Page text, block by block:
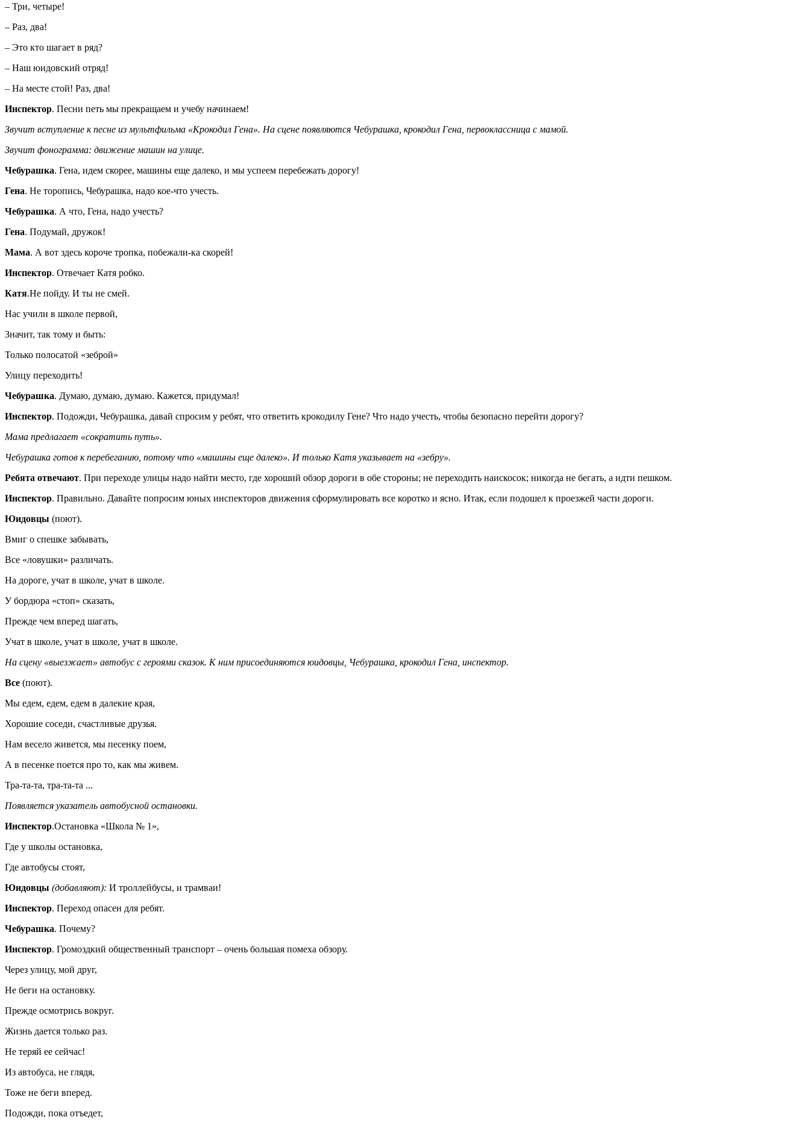
– Три, четыре!
– Раз, два!
– Это кто шагает в ряд?
– Наш юидовский отряд!
– На месте стой! Раз, два!
Инспектор. Песни петь мы прекращаем и учебу начинаем!
Звучит вступление к песне из мультфильма «Крокодил Гена». На сцене появляются Чебурашка, крокодил Гена, первоклассница с мамой.
Звучит фонограмма: движение машин на улице.
Чебурашка. Гена, идем скорее, машины еще далеко, и мы успеем перебежать дорогу!
Гена. Не торопись, Чебурашка, надо кое-что учесть.
Чебурашка. А что, Гена, надо учесть?
Гена. Подумай, дружок!
Мама. А вот здесь короче тропка, побежали-ка скорей!
Инспектор. Отвечает Катя робко.
Катя.Не пойду. И ты не смей.
Нас учили в школе первой,
Значит, так тому и быть:
Только полосатой «зеброй»
Улицу переходить!
Чебурашка. Думаю, думаю, думаю. Кажется, придумал!
Инспектор. Подожди, Чебурашка, давай спросим у ребят, что ответить крокодилу Гене? Что надо учесть, чтобы безопасно перейти дорогу?
Мама предлагает «сократить путь».
Чебурашка готов к перебеганию, потому что «машины еще далеко». И только Катя указывает на «зебру».
Ребята отвечают. При переходе улицы надо найти место, где хороший обзор дороги в обе стороны; не переходить наискосок; никогда не бегать, а идти пешком.
Инспектор. Правильно. Давайте попросим юных инспекторов движения сформулировать все коротко и ясно. Итак, если подошел к проезжей части дороги.
Юидовцы (поют).
Вмиг о спешке забывать,
Все «ловушки» различать.
На дороге, учат в школе, учат в школе.
У бордюра «стоп» сказать,
Прежде чем вперед шагать,
Учат в школе, учат в школе, учат в школе.
На сцену «выезжает» автобус с героями сказок. К ним присоединяются юидовцы, Чебурашка, крокодил Гена, инспектор.
Все (поют).
Мы едем, едем, едем в далекие края,
Хорошие соседи, счастливые друзья.
Нам весело живется, мы песенку поем,
А в песенке поется про то, как мы живем.
Тра-та-та, тра-та-та ...
Появляется указатель автобусной остановки.
Инспектор.Остановка «Школа № 1»,
Где у школы остановка,
Где автобусы стоят,
Юидовцы (добавляют): И троллейбусы, и трамваи!
Инспектор. Переход опасен для ребят.
Чебурашка. Почему?
Инспектор. Громоздкий общественный транспорт – очень большая помеха обзору.
Через улицу, мой друг,
Не беги на остановку.
Прежде осмотрись вокруг.
Жизнь дается только раз.
Не теряй ее сейчас!
Из автобуса, не глядя,
Тоже не беги вперед.
Подожди, пока отъедет,